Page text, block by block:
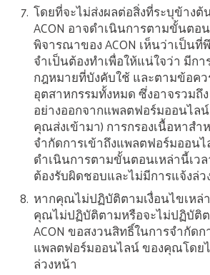
โดยที่จะไม่ส่งผลต่อสิ่งที่ระบุข้าง
ACON อาจดำเนินการตามขั้นตอ
พิจารณาของ ACON เห็นว่าเป็นที่
จำเป็นต้องทำเพื่อให้แน่ใจว่า มีก
กฎหมายที่บังคับใช้ และตามข้อค
อุตสาหกรรมทั้งหมด ซึ่งอาจรวมถึ
อย่างออกจากแพลตฟอร์มออนไล
คุณส่งเข้ามา) การกรองเนื้อหาสำ
จำกัดการเข้าถึงแพลตฟอร์มออน
ดำเนินการตามขั้นตอนเหล่านี้เว
ต้องรับผิดชอบและไม่มีการแจ้งล่ว
หากคุณไม่ปฏิบัติตามเงื่อนไขเหล่
คุณไม่ปฏิบัติตามหรือจะไม่ปฏิบัติ
ACON ขอสงวนสิทธิ์ในการจำกัดก
แพลตฟอร์มออนไลน์ ของคุณโดย
ล่วงหน้า